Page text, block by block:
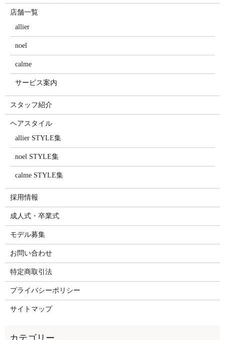
店舗一覧
allier
noel
calme
サービス案内
スタッフ紹介
ヘアスタイル
allier STYLE集
noel STYLE集
calme STYLE集
採用情報
成人式・卒業式
モデル募集
お問い合わせ
特定商取引法
プライバシーポリシー
サイトマップ